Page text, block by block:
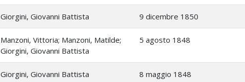
Giorgini, Giovanni Battista 9 dicembre 1850
Manzoni, Vittoria; Manzoni, Matilde;
Giorgini, Giovanni Battista
5 agosto 1848
Giorgini, Giovanni Battista 8 maggio 1848